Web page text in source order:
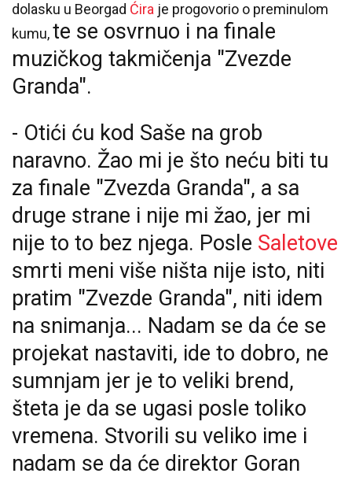
dolasku u Beorgad Ćira je progovorio o preminulom
kumu,te se osvrnuo i na finale
muzičkog takmičenja "Zvezde
Granda".
- Otići ću kod Saše na grob
naravno. Žao mi je što neću biti tu
za finale "Zvezda Granda", a sa
druge strane i nije mi žao, jer mi
nije to to bez njega. Posle Saletove
smrti meni više ništa nije isto, niti
pratim "Zvezde Granda", niti idem
na snimanja... Nadam se da će se
projekat nastaviti, ide to dobro, ne
sumnjam jer je to veliki brend,
šteta je da se ugasi posle toliko
vremena. Stvorili su veliko ime i
nadam se da će direktor Goran